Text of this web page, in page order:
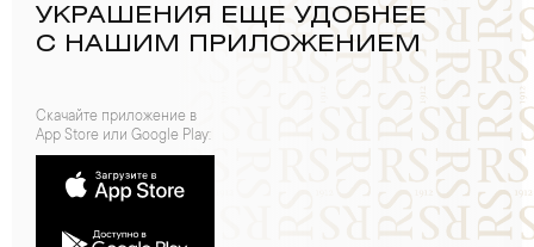
УКРАШЕНИЯ ЕЩЕ УДОБНЕЕ
С НАШИМ ПРИЛОЖЕНИЕМ
Скачайте приложение в
App Store или Google Play: